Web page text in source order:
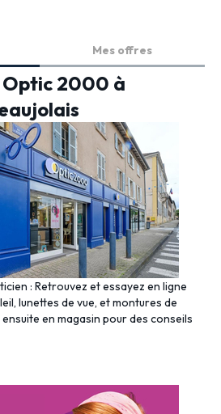
Mes offres
2000 à
: Retrouvez et essayez en ligne
lunettes de vue, et montures de
en magasin pour des conseils